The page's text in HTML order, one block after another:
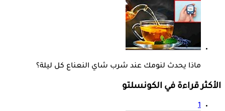
ماذا يحدث لنومك عند شرب شاي النعناع كل ليلة؟
الأكثر قراءة في الكونسلتو
1